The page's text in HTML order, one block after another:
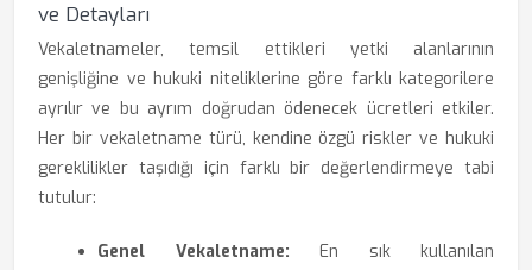
ve Detayları
Vekaletnameler, temsil ettikleri yetki alanlarının
genişliğine ve hukuki niteliklerine göre farklı kategorilere
ayrılır ve bu ayrım doğrudan ödenecek ücretleri etkiler.
Her bir vekaletname türü, kendine özgü riskler ve hukuki
gereklilikler taşıdığı için farklı bir değerlendirmeye tabi
tutulur:
Genel Vekaletname: En sık kullanılan